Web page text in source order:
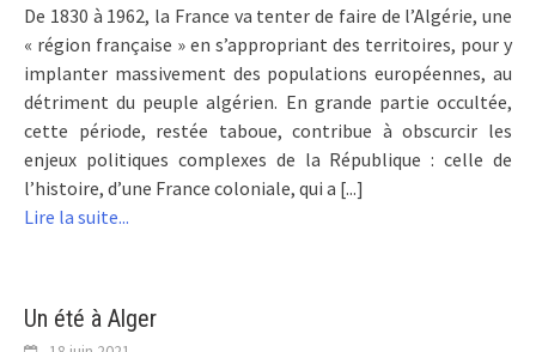
De 1830 à 1962, la France va tenter de faire de l’Algérie, une
« région française » en s’appropriant des territoires, pour y
implanter massivement des populations européennes, au
détriment du peuple algérien. En grande partie occultée,
cette période, restée taboue, contribue à obscurcir les
enjeux politiques complexes de la République : celle de
l’histoire, d’une France coloniale, qui a [...]
Lire la suite...
Un été à Alger